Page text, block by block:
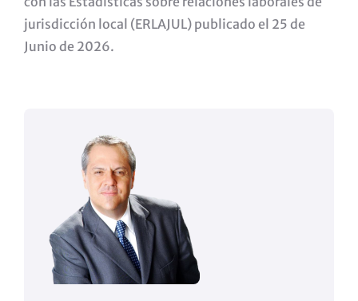
jurisdicción local (ERLAJUL) publicado el 25 de
Junio de 2026.